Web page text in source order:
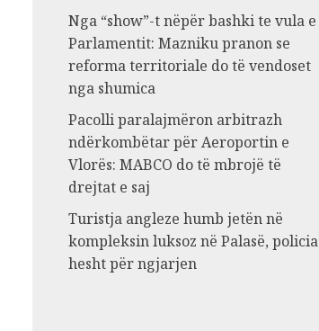
Nga “show”-t nëpër bashki te vula e
Parlamentit: Mazniku pranon se
reforma territoriale do të vendoset
nga shumica
Pacolli paralajmëron arbitrazh
ndërkombëtar për Aeroportin e
Vlorës: MABCO do të mbrojë të
drejtat e saj
Turistja angleze humb jetën në
kompleksin luksoz në Palasë, policia
hesht për ngjarjen